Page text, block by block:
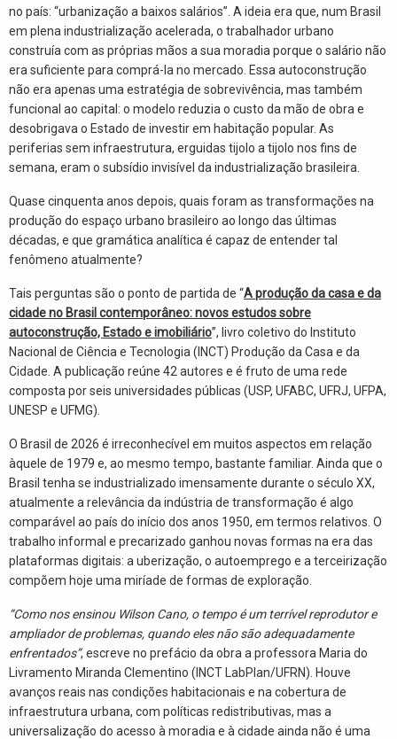
no país: “urbanização a baixos salários”. A ideia era que, num Brasil
em plena industrialização acelerada, o trabalhador urbano
construía com as próprias mãos a sua moradia porque o salário não
era suficiente para comprá-la no mercado. Essa autoconstrução
não era apenas uma estratégia de sobrevivência, mas também
funcional ao capital: o modelo reduzia o custo da mão de obra e
desobrigava o Estado de investir em habitação popular. As
periferias sem infraestrutura, erguidas tijolo a tijolo nos fins de
semana, eram o subsídio invisível da industrialização brasileira.
Quase cinquenta anos depois, quais foram as transformações na
produção do espaço urbano brasileiro ao longo das últimas
décadas, e que gramática analítica é capaz de entender tal
fenômeno atualmente?
Tais perguntas são o ponto de partida de “A produção da casa e da
cidade no Brasil contemporâneo: novos estudos sobre
autoconstrução, Estado e imobiliário”, livro coletivo do Instituto
Nacional de Ciência e Tecnologia (INCT) Produção da Casa e da
Cidade. A publicação reúne 42 autores e é fruto de uma rede
composta por seis universidades públicas (USP, UFABC, UFRJ, UFPA,
UNESP e UFMG).
O Brasil de 2026 é irreconhecível em muitos aspectos em relação
àquele de 1979 e, ao mesmo tempo, bastante familiar. Ainda que o
Brasil tenha se industrializado imensamente durante o século XX,
atualmente a relevância da indústria de transformação é algo
comparável ao país do início dos anos 1950, em termos relativos. O
trabalho informal e precarizado ganhou novas formas na era das
plataformas digitais: a uberização, o autoemprego e a terceirização
compõem hoje uma miríade de formas de exploração.
“Como nos ensinou Wilson Cano, o tempo é um terrível reprodutor e
ampliador de problemas, quando eles não são adequadamente
enfrentados”, escreve no prefácio da obra a professora Maria do
Livramento Miranda Clementino (INCT LabPlan/UFRN). Houve
avanços reais nas condições habitacionais e na cobertura de
infraestrutura urbana, com políticas redistributivas, mas a
universalização do acesso à moradia e à cidade ainda não é uma